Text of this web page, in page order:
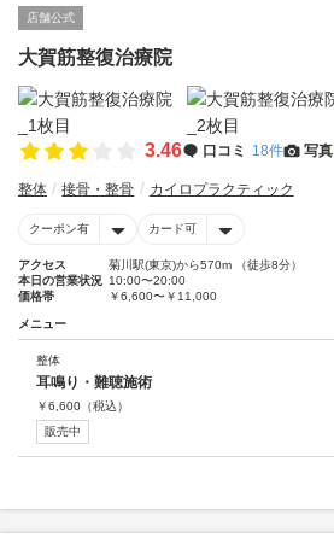
店舗公式
大賀筋整復治療院
3.46 口コミ 18件 写真
整体 接骨・整骨 カイロプラクティック
クーポン有 カード可
アクセス
菊川駅(東京)から570m （徒歩8分）
本日の営業状況 10:00〜20:00
価格帯
￥6,600〜￥11,000
メニュー
整体
耳鳴り・難聴施術
￥6,600 （税込）
販売中